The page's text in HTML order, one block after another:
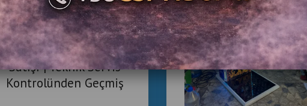
İkinci El Boks Makinesi
Satışı | Teknik Servis
Kontrolünden Geçmiş